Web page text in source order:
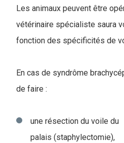
Les animaux peuvent être
vétérinaire spécialiste saura
fonction des spécificités de
En cas de syndrôme
de faire :
une résection du voile du
palais (staphylectomie),